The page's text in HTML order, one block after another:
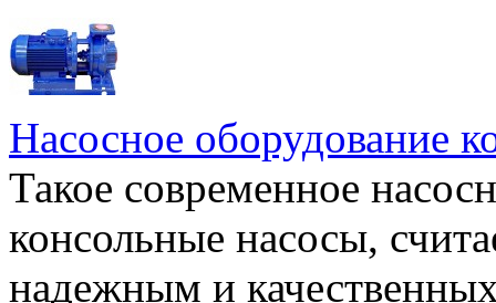
Насосное оборудование
Такое современное
консольные насосы,
надежным и